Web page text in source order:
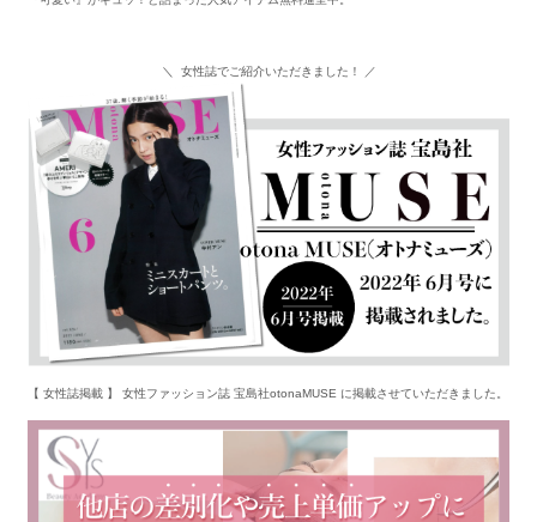
＼ 女性誌でご紹介いただきました！ ／
【 女性誌掲載 】 女性ファッション誌 宝島社otonaMUSE に掲載させていただきました。